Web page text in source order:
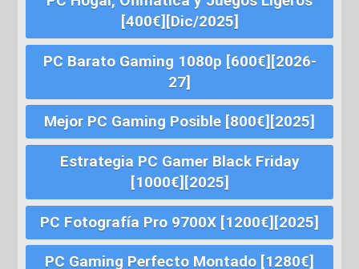
[400€][Dic/2025]
PC Barato Gaming 1080p [600€][2026-
27]
Mejor PC Gaming Posible [800€][2025]
Estrategia PC Gamer Black Friday
[1000€][2025]
PC Fotografía Pro 9700X [1200€][2025]
PC Gaming Perfecto Montado [1280€]